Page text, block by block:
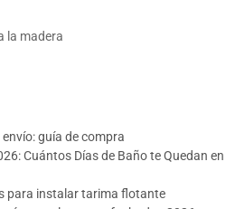
la madera
guía de compra
Cuántos Días de Baño te Quedan en
para instalar tarima flotante